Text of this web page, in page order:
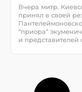
Вчера митр.
принял в своей
“приора”
и